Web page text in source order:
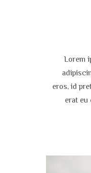
Lorem
eros, id
erat